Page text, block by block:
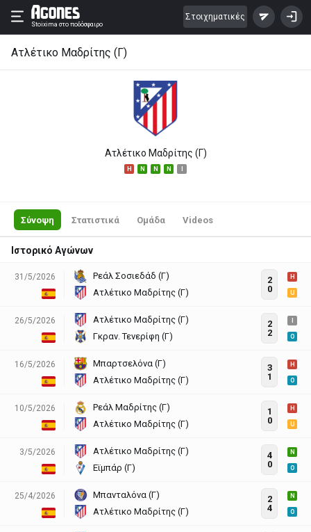
Stoixima στο ποδόσφαιρο
Στοιχηματικές
Ατλέτικο Μαδρίτης (Γ)
Ατλέτικο Μαδρίτης (Γ)
H N N N
Σύνοψη Στατιστικά Ομάδα Videos
Ιστορικό Αγώνων
31/5/2026
Ρεάλ Σοσιεδάδ (Γ)
Ατλέτικο Μαδρίτης (Γ)
2
0
H
U
26/5/2026
Ατλέτικο Μαδρίτης (Γ)
Γκραν. Τενερίφη (Γ)
2
2
O
16/5/2026
Μπαρτσελόνα (Γ)
Ατλέτικο Μαδρίτης (Γ)
3
1
H
O
10/5/2026
Ρεάλ Μαδρίτης (Γ)
Ατλέτικο Μαδρίτης (Γ)
1
0
H
U
3/5/2026
Ατλέτικο Μαδρίτης (Γ)
Εϊμπάρ (Γ)
4
0
N
O
25/4/2026
Μπανταλόνα (Γ)
Ατλέτικο Μαδρίτης (Γ)
2
4
N
O